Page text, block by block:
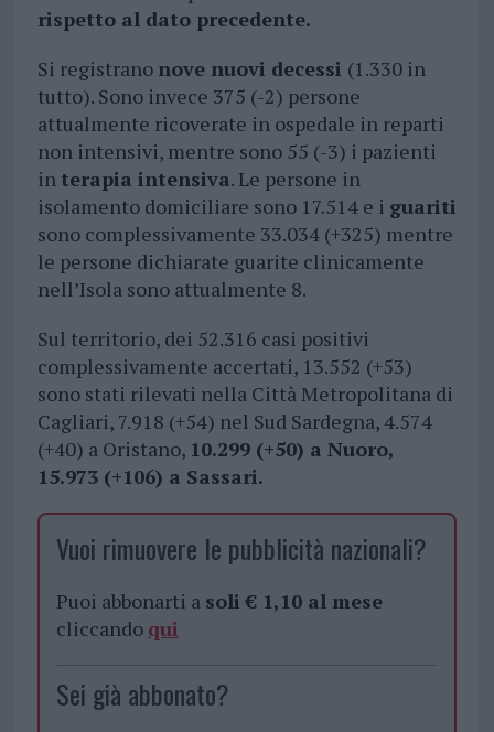
rispetto al dato precedente.
Si registrano nove nuovi decessi (1.330 in
tutto). Sono invece 375 (-2) persone
attualmente ricoverate in ospedale in reparti
non intensivi, mentre sono 55 (-3) i pazienti
in terapia intensiva. Le persone in
isolamento domiciliare sono 17.514 e i guariti
sono complessivamente 33.034 (+325) mentre
le persone dichiarate guarite clinicamente
nell’Isola sono attualmente 8.
Sul territorio, dei 52.316 casi positivi
complessivamente accertati, 13.552 (+53)
sono stati rilevati nella Città Metropolitana di
Cagliari, 7.918 (+54) nel Sud Sardegna, 4.574
(+40) a Oristano, 10.299 (+50) a Nuoro,
15.973 (+106) a Sassari.
Vuoi rimuovere le pubblicità nazionali?
Puoi abbonarti a soli € 1,10 al mese
cliccando qui
Sei già abbonato?